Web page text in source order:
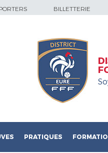
BILLETTERIE
PRATIQUES